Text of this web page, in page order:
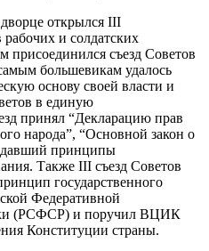
открылся III
и солдатских
присоединился съезд Советов
большевикам удалось
основу своей власти и
в единую
принял “Декларацию прав
народа”, “Основной закон о
принципы
Также III съезд Советов
государственного
Федеративной
(РСФСР) и поручил ВЦИК
Конституции страны.